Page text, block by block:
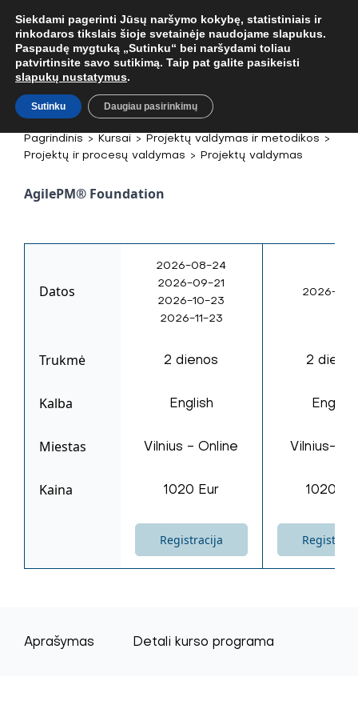
MOKYMAI@BKA.LT
Pagrindinis > Kursai > Projektų valdymas ir metodikos >
Projektų ir procesų valdymas > Projektų valdymas
AgilePM® Foundation
Datos
2026-08-24
2026-09-21
2026-10-23
2026-11-23
2026-12-
Trukmė 2 dienos 2
Kalba English English
Miestas Vilnius - Online Vilnius-
Kaina 1020 Eur 1020
Registracija
Aprašymas Detali kurso programa
Siekdami pagerinti Jūsų naršymo kokybę, statistiniais ir
rinkodaros tikslais šioje svetainėje naudojame slapukus.
Paspaudę mygtuką „Sutinku“ bei naršydami toliau
patvirtinsite savo sutikimą. Taip pat galite pasikeisti
slapukų nustatymus.
Sutinku Daugiau pasirinkimų